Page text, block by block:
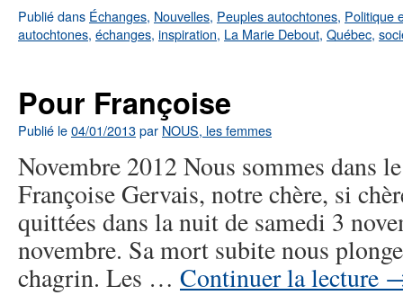
Publié dans Échanges, Nouvelles, Peuples autochtones, Politique
autochtones, échanges, inspiration, La Marie Debout, Québec,
Pour Françoise
Publié le04/01/2013par NOUS, les femmes
Novembre 2012 Nous sommes dans
Françoise Gervais, notre chère, si
quittées dans la nuit de samedi 3
novembre. Sa mort subite nous
chagrin. Les … Continuer la lecture